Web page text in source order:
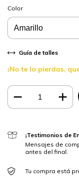
Color
Guía de talles
¡No te lo pierdas,
¡Testimonios de
Mensajes de
antes del final.
Tu compra está